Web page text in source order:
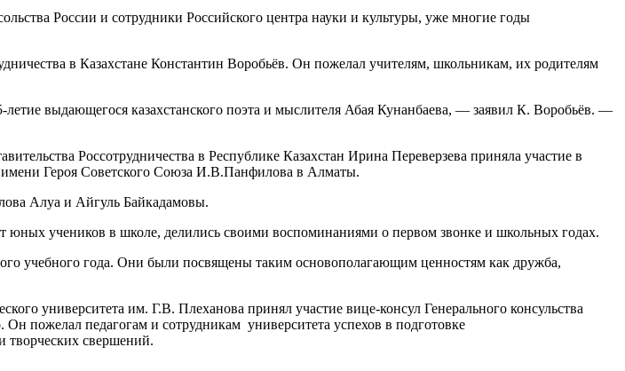
России и сотрудники Российского центра науки и культуры, уже многие годы
в Казахстане Константин Воробьёв. Он пожелал учителям, школьникам, их родителям
выдающегося казахстанского поэта и мыслителя Абая Кунанбаева, — заявил К. Воробьёв. —
Россотрудничества в Республике Казахстан Ирина Переверзева приняла участие в
Героя Советского Союза И.В.Панфилова в Алматы.
Алуа и Айгуль Байкадамовы.
юных учеников в школе, делились своими воспоминаниями о первом звонке и школьных годах.
учебного года. Они были посвящены таким основополагающим ценностям как дружба,
университета им. Г.В. Плеханова принял участие вице-консул Генерального консульства
Он пожелал педагогам и сотрудникам университета успехов в подготовке
свершений.